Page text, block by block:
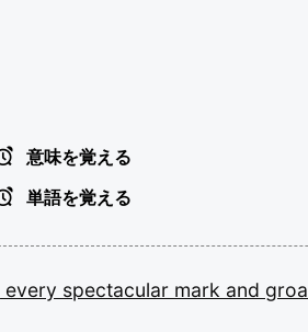
意味を覚える
単語を覚える
every spectacular mark and